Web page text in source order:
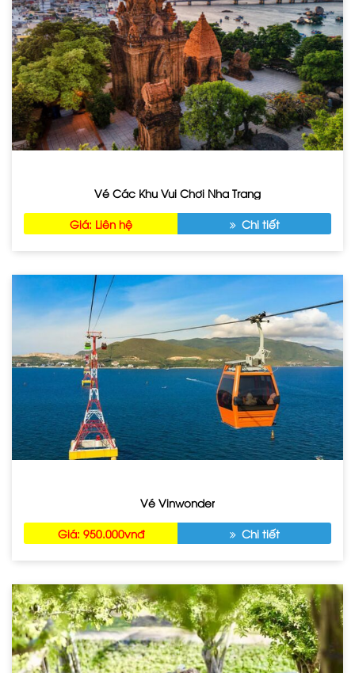
Vé Các Khu Vui Chơi Nha Trang
Giá: Liên hệ Chi tiết
Vé Vinwonder
Giá: 950.000vnđ Chi tiết